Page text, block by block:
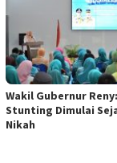
Wakil Gubernur
Stunting Dimulai
Nikah